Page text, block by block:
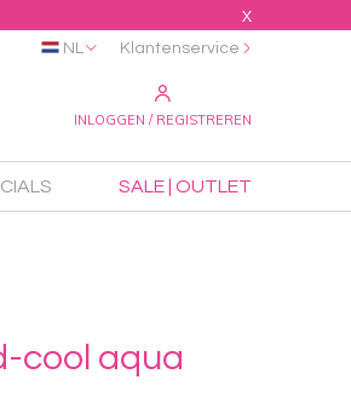
X
INLOGGEN / REGISTREREN
NL Klantenservice
SALE | OUTLET
cool aqua